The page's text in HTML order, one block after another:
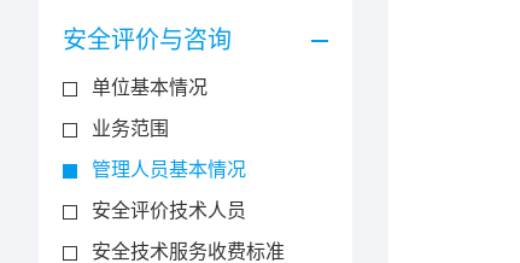
安全评价与咨询
单位基本情况
业务范围
管理人员基本情况
安全评价技术人员
安全技术服务收费标准